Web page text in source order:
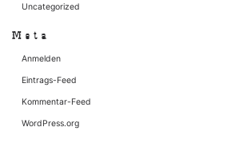
Uncategorized
Meta
Anmelden
Eintrags-Feed
Kommentar-Feed
WordPress.org